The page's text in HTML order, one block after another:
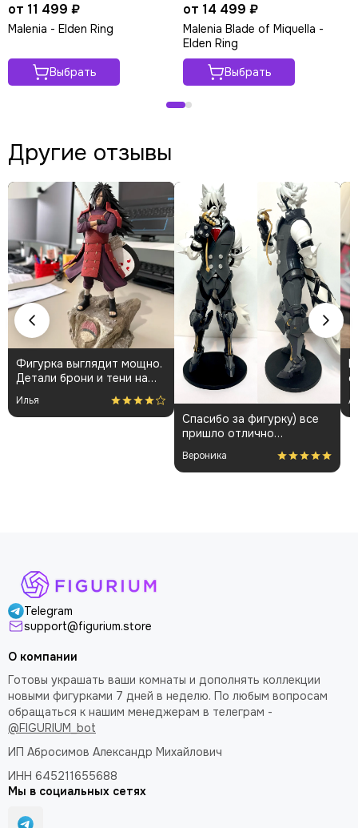
от 11 499 ₽
Malenia - Elden Ring
Выбрать
от 14 499 ₽
Malenia Blade of Miquella -
Elden Ring
Выбрать
Другие отзывы
Фигурка выглядит мощно.
Детали брони и тени на
плаще проработаны
аккуратно. Пришла быстро
и без повреждений.
Илья
Спасибо за фигурку) все
пришло отлично
упакованным. Отдельная
благодарность за
покраску модели.
Вероника
Telegram
support@figurium.store
О компании
Готовы украшать ваши комнаты и дополнять коллекции
новыми фигурками 7 дней в неделю. По любым вопросам
обращаться к нашим менеджерам в телеграм -
@FIGURIUM_bot
ИП Абросимов Александр Михайлович
ИНН 645211655688
Мы в социальных сетях